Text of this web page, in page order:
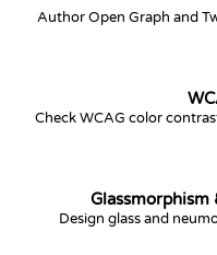
Author Open Graph and
Check WCAG color
Glassmorphism
Design glass and